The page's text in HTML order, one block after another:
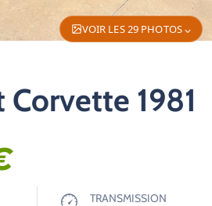
VOIR LES 29 PHOTOS
1981
TRANSMISSION